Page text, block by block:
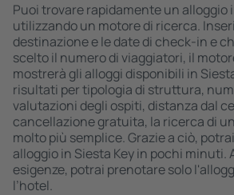
Puoi trovare rapidamente un alloggio
utilizzando un motore di ricerca.
destinazione e le date di check-in e
scelto il numero di viaggiatori, il
mostrerà gli alloggi disponibili in
risultati per tipologia di struttura,
valutazioni degli ospiti, distanza dal
cancellazione gratuita, la ricerca di
molto più semplice. Grazie a ciò,
alloggio in Siesta Key in pochi minuti.
esigenze, potrai prenotare solo
l’hotel.